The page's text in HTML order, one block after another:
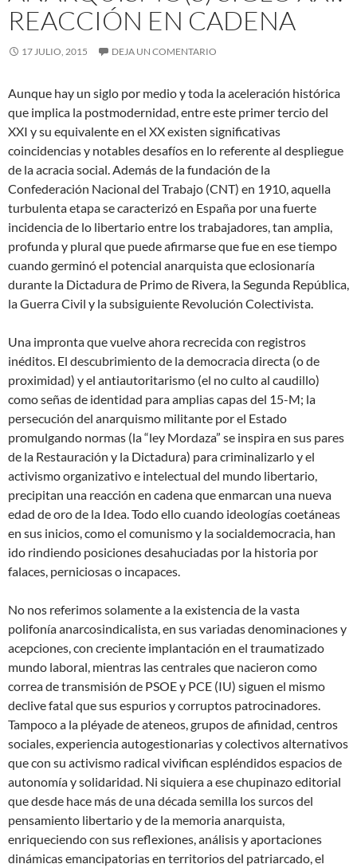
REACCIÓN EN CADENA
17 JULIO, 2015 DEJA UN COMENTARIO
Aunque hay un siglo por medio y toda la aceleración histórica
que implica la postmodernidad, entre este primer tercio del
XXI y su equivalente en el XX existen significativas
coincidencias y notables desafíos en lo referente al despliegue
de la acracia social. Además de la fundación de la
Confederación Nacional del Trabajo (CNT) en 1910, aquella
turbulenta etapa se caracterizó en España por una fuerte
incidencia de lo libertario entre los trabajadores, tan amplia,
profunda y plural que puede afirmarse que fue en ese tiempo
cuando germinó el potencial anarquista que eclosionaría
durante la Dictadura de Primo de Rivera, la Segunda República,
la Guerra Civil y la subsiguiente Revolución Colectivista.
Una impronta que vuelve ahora recrecida con registros
inéditos. El descubrimiento de la democracia directa (o de
proximidad) y el antiautoritarismo (el no culto al caudillo)
como señas de identidad para amplias capas del 15-M; la
persecución del anarquismo militante por el Estado
promulgando normas (la “ley Mordaza” se inspira en sus pares
de la Restauración y la Dictadura) para criminalizarlo y el
activismo organizativo e intelectual del mundo libertario,
precipitan una reacción en cadena que enmarcan una nueva
edad de oro de la Idea. Todo ello cuando ideologías coetáneas
en sus inicios, como el comunismo y la socialdemocracia, han
ido rindiendo posiciones desahuciadas por la historia por
falaces, perniciosas o incapaces.
No nos referimos solamente a la existencia de la vasta
polifonía anarcosindicalista, en sus variadas denominaciones y
acepciones, con creciente implantación en el traumatizado
mundo laboral, mientras las centrales que nacieron como
correa de transmisión de PSOE y PCE (IU) siguen el mismo
declive fatal que sus espurios y corruptos patrocinadores.
Tampoco a la pléyade de ateneos, grupos de afinidad, centros
sociales, experiencia autogestionarias y colectivos alternativos
que con su activismo radical vivifican espléndidos espacios de
autonomía y solidaridad. Ni siquiera a ese chupinazo editorial
que desde hace más de una década semilla los surcos del
pensamiento libertario y de la memoria anarquista,
enriqueciendo con sus reflexiones, análisis y aportaciones
dinámicas emancipatorias en territorios del patriarcado, el